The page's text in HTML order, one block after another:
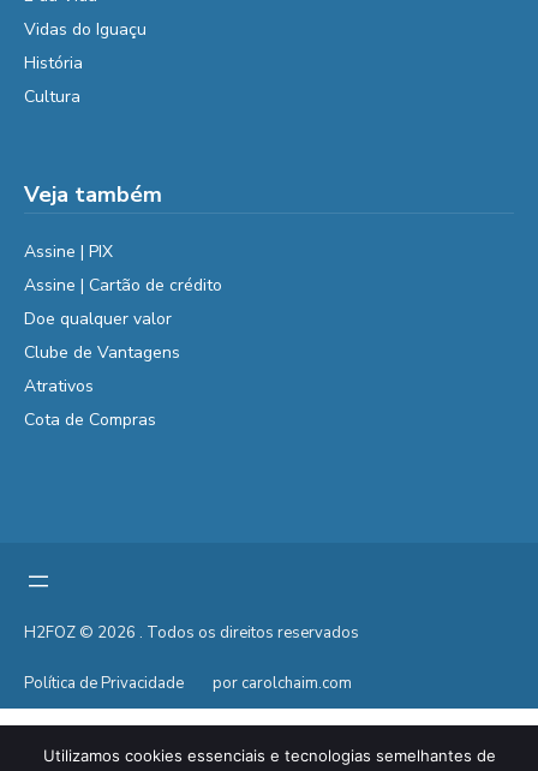
Vidas do Iguaçu
História
Cultura
Veja também
Assine | PIX
Assine | Cartão de crédito
Doe qualquer valor
Clube de Vantagens
Atrativos
Cota de Compras
H2FOZ © 2026 . Todos os direitos reservados
Política de Privacidade por carolchaim.com
Utilizamos cookies essenciais e tecnologias semelhantes de